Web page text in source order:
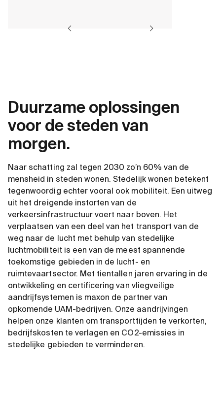
Duurzame oplossingen
voor de steden van
morgen.
Naar schatting zal tegen 2030 zo’n 60% van de
mensheid in steden wonen. Stedelijk wonen betekent
tegenwoordig echter vooral ook mobiliteit. Een uitweg
uit het dreigende instorten van de
verkeersinfrastructuur voert naar boven. Het
verplaatsen van een deel van het transport van de
weg naar de lucht met behulp van stedelijke
luchtmobiliteit is een van de meest spannende
toekomstige gebieden in de lucht- en
ruimtevaartsector. Met tientallen jaren ervaring in de
ontwikkeling en certificering van vliegveilige
aandrijfsystemen is maxon de partner van
opkomende UAM-bedrijven. Onze aandrijvingen
helpen onze klanten om transporttijden te verkorten,
bedrijfskosten te verlagen en CO2-emissies in
stedelijke gebieden te verminderen.